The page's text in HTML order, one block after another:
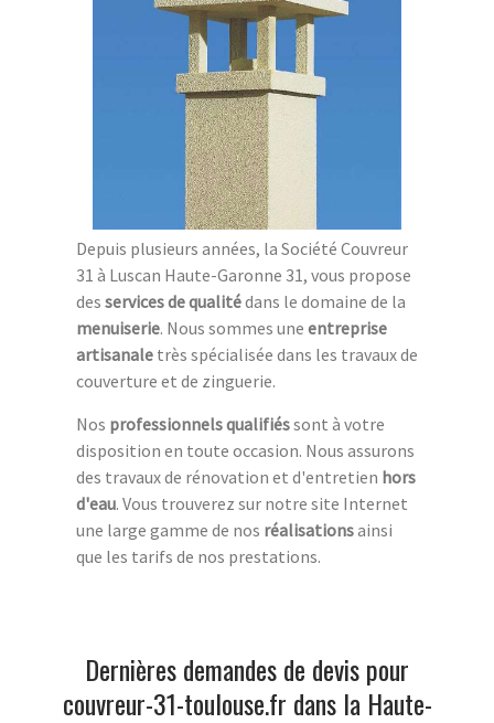
Depuis plusieurs années, la Société Couvreur
31 à Luscan Haute-Garonne 31, vous propose
des services de qualitédans le domaine de la
menuiserie. Nous sommes une entreprise
artisanale très spécialisée dans les travaux de
couverture et de zinguerie.
Nos professionnels qualifiéssont à votre
disposition en toute occasion. Nous assurons
des travaux de rénovation et d'entretien hors
d'eau. Vous trouverez sur notre site Internet
une large gamme de nos réalisationsainsi
que les tarifs de nos prestations.
Dernières demandes de devis pour
couvreur-31-toulouse.fr dans la Haute-